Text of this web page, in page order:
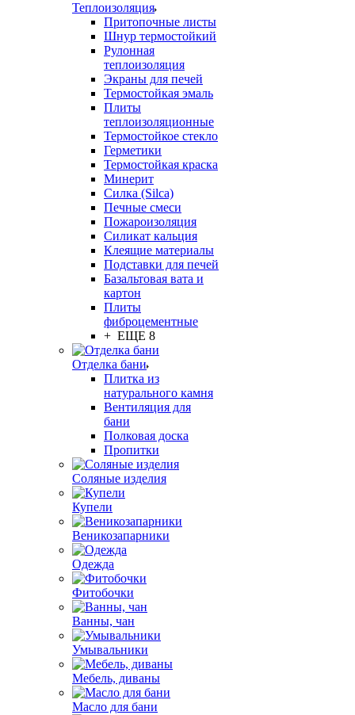
Теплоизоляция
Притопочные листы
Шнур термостойкий
Рулонная
теплоизоляция
Экраны для печей
Термостойкая эмаль
Плиты
теплоизоляционные
Термостойкое стекло
Герметики
Термостойкая краска
Минерит
Силка (Silca)
Печные смеси
Пожароизоляция
Силикат кальция
Клеящие материалы
Подставки для печей
Базальтовая вата и
картон
Плиты
фиброцементные
+ ЕЩЕ 8
Отделка бани
Плитка из
натурального камня
Вентиляция для
бани
Полковая доска
Пропитки
Соляные изделия
Купели
Веникозапарники
Одежда
Фитобочки
Ванны, чан
Умывальники
Мебель, диваны
Масло для бани